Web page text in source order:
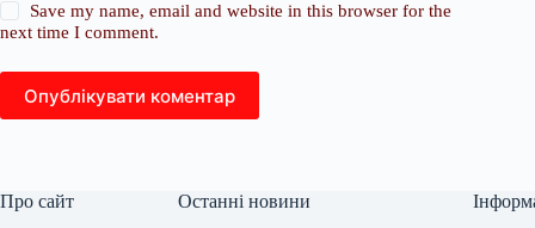
Save my name, email and website in this browser for the
next time I comment.
Опублікувати коментар
Про сайт Останні новини